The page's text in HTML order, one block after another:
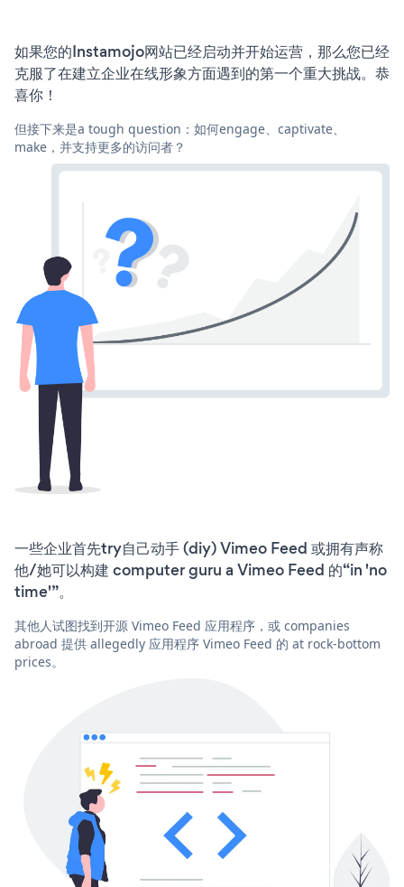
如果您的Instamojo网站已经启动并开始运营，那么您已经
克服了在建立企业在线形象方面遇到的第一个重大挑战。恭
喜你！
但接下来是a tough question：如何engage、captivate、
make，并支持更多的访问者？
一些企业首先try自己动手 (diy) Vimeo Feed 或拥有声称
他/她可以构建 computer guru a Vimeo Feed 的“in 'no
time'”。
其他人试图找到开源 Vimeo Feed 应用程序，或 companies
abroad 提供 allegedly 应用程序 Vimeo Feed 的 at rock-bottom
prices。